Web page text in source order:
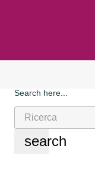
Search here...
search